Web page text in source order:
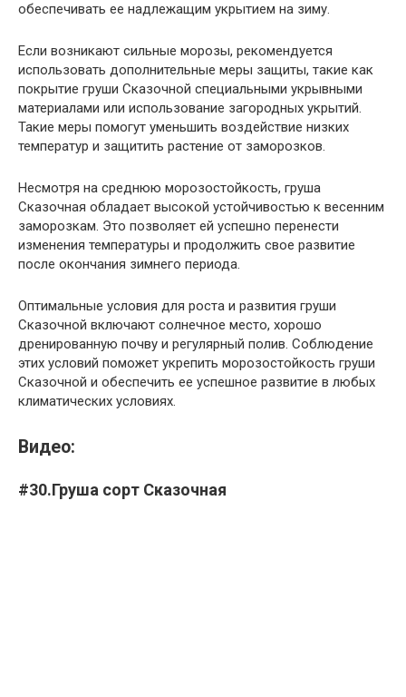
обеспечивать ее надлежащим укрытием на зиму.
Если возникают сильные морозы, рекомендуется
использовать дополнительные меры защиты, такие как
покрытие груши Сказочной специальными укрывными
материалами или использование загородных укрытий.
Такие меры помогут уменьшить воздействие низких
температур и защитить растение от заморозков.
Несмотря на среднюю морозостойкость, груша
Сказочная обладает высокой устойчивостью к весенним
заморозкам. Это позволяет ей успешно перенести
изменения температуры и продолжить свое развитие
после окончания зимнего периода.
Оптимальные условия для роста и развития груши
Сказочной включают солнечное место, хорошо
дренированную почву и регулярный полив. Соблюдение
этих условий поможет укрепить морозостойкость груши
Сказочной и обеспечить ее успешное развитие в любых
климатических условиях.
Видео:
#30.Груша сорт Сказочная